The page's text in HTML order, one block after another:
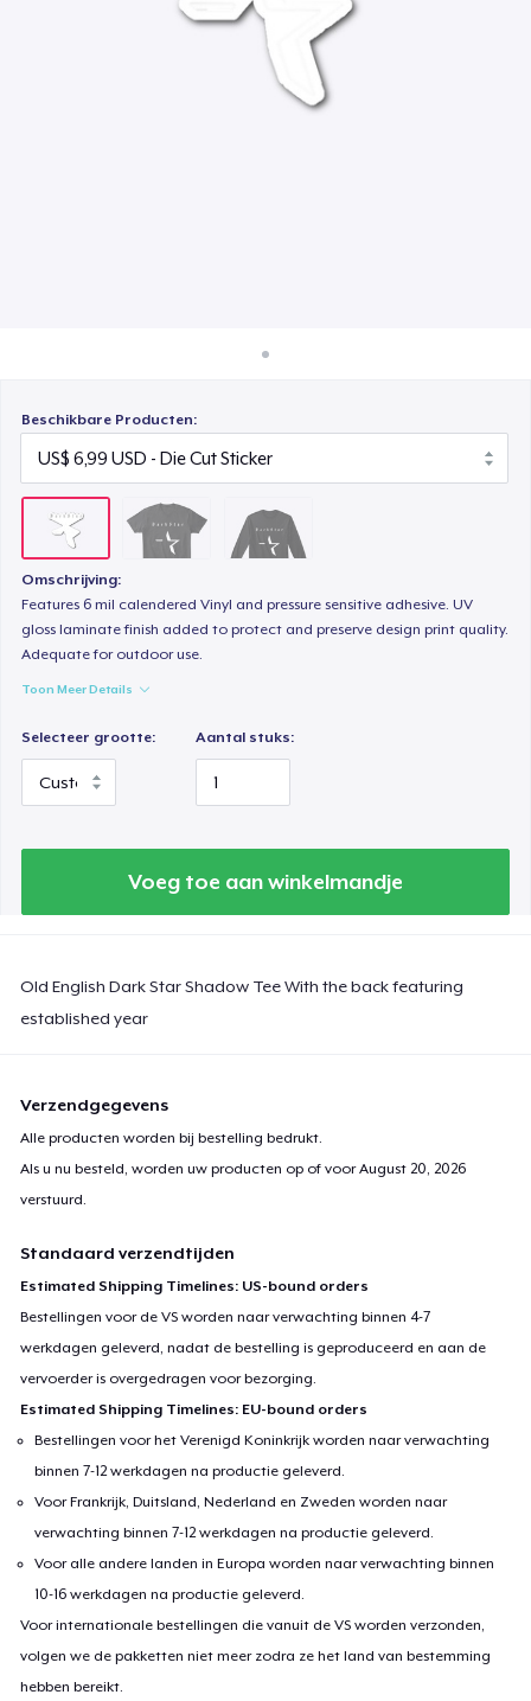
Verkoop overal
Verkoop alles
Beschikbare Producten:
Omschrijving:
Features 6 mil calendered Vinyl and pressure sensitive adhesive. UV
gloss laminate finish added to protect and preserve design print quality.
Adequate for outdoor use.
Toon Meer Details
Selecteer grootte: Aantal stuks:
Voeg toe aan winkelmandje
Old English Dark Star Shadow Tee With the back featuring
established year
Verzendgegevens
Alle producten worden bij bestelling bedrukt.
Als u nu besteld, worden uw producten op of voorAugust 20, 2026
verstuurd.
Standaard verzendtijden
Estimated Shipping Timelines: US-bound orders
Bestellingen voor de VS worden naar verwachting binnen 4-7
werkdagen geleverd, nadat de bestelling is geproduceerd en aan de
vervoerder is overgedragen voor bezorging.
Estimated Shipping Timelines: EU-bound orders
Bestellingen voor het Verenigd Koninkrijk worden naar verwachting
binnen 7-12 werkdagen na productie geleverd.
Voor Frankrijk, Duitsland, Nederland en Zweden worden naar
verwachting binnen 7-12 werkdagen na productie geleverd.
Voor alle andere landen in Europa worden naar verwachting binnen
10-16 werkdagen na productie geleverd.
Voor internationale bestellingen die vanuit de VS worden verzonden,
volgen we de pakketten niet meer zodra ze het land van bestemming
hebben bereikt.
Classic Long Sleeve Tee